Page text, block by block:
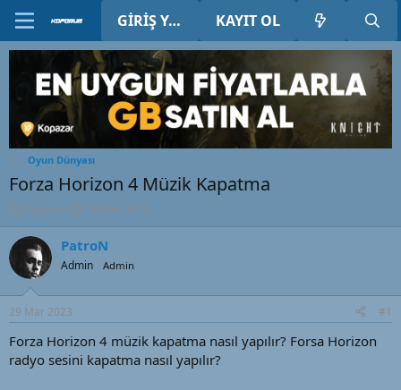
GIRIŞ YAP KAYIT OL
Oyun Dünyası
Forza Horizon 4 Müzik Kapatma
K
o
n
u
y
u
B
a
ş
a
PatroN
B
a
ş
l
a
ı
ç
a
29 Mar 2023
PatroN
Admin Admin
29 Mar 2023 #1
Forza Horizon 4 müzik kapatma nasıl yapılır? Forsa Horizon
radyo sesini kapatma nasıl yapılır?